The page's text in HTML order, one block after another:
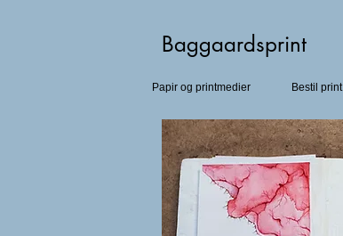
Baggaardsprint​
Papir og printmedier Bestil print